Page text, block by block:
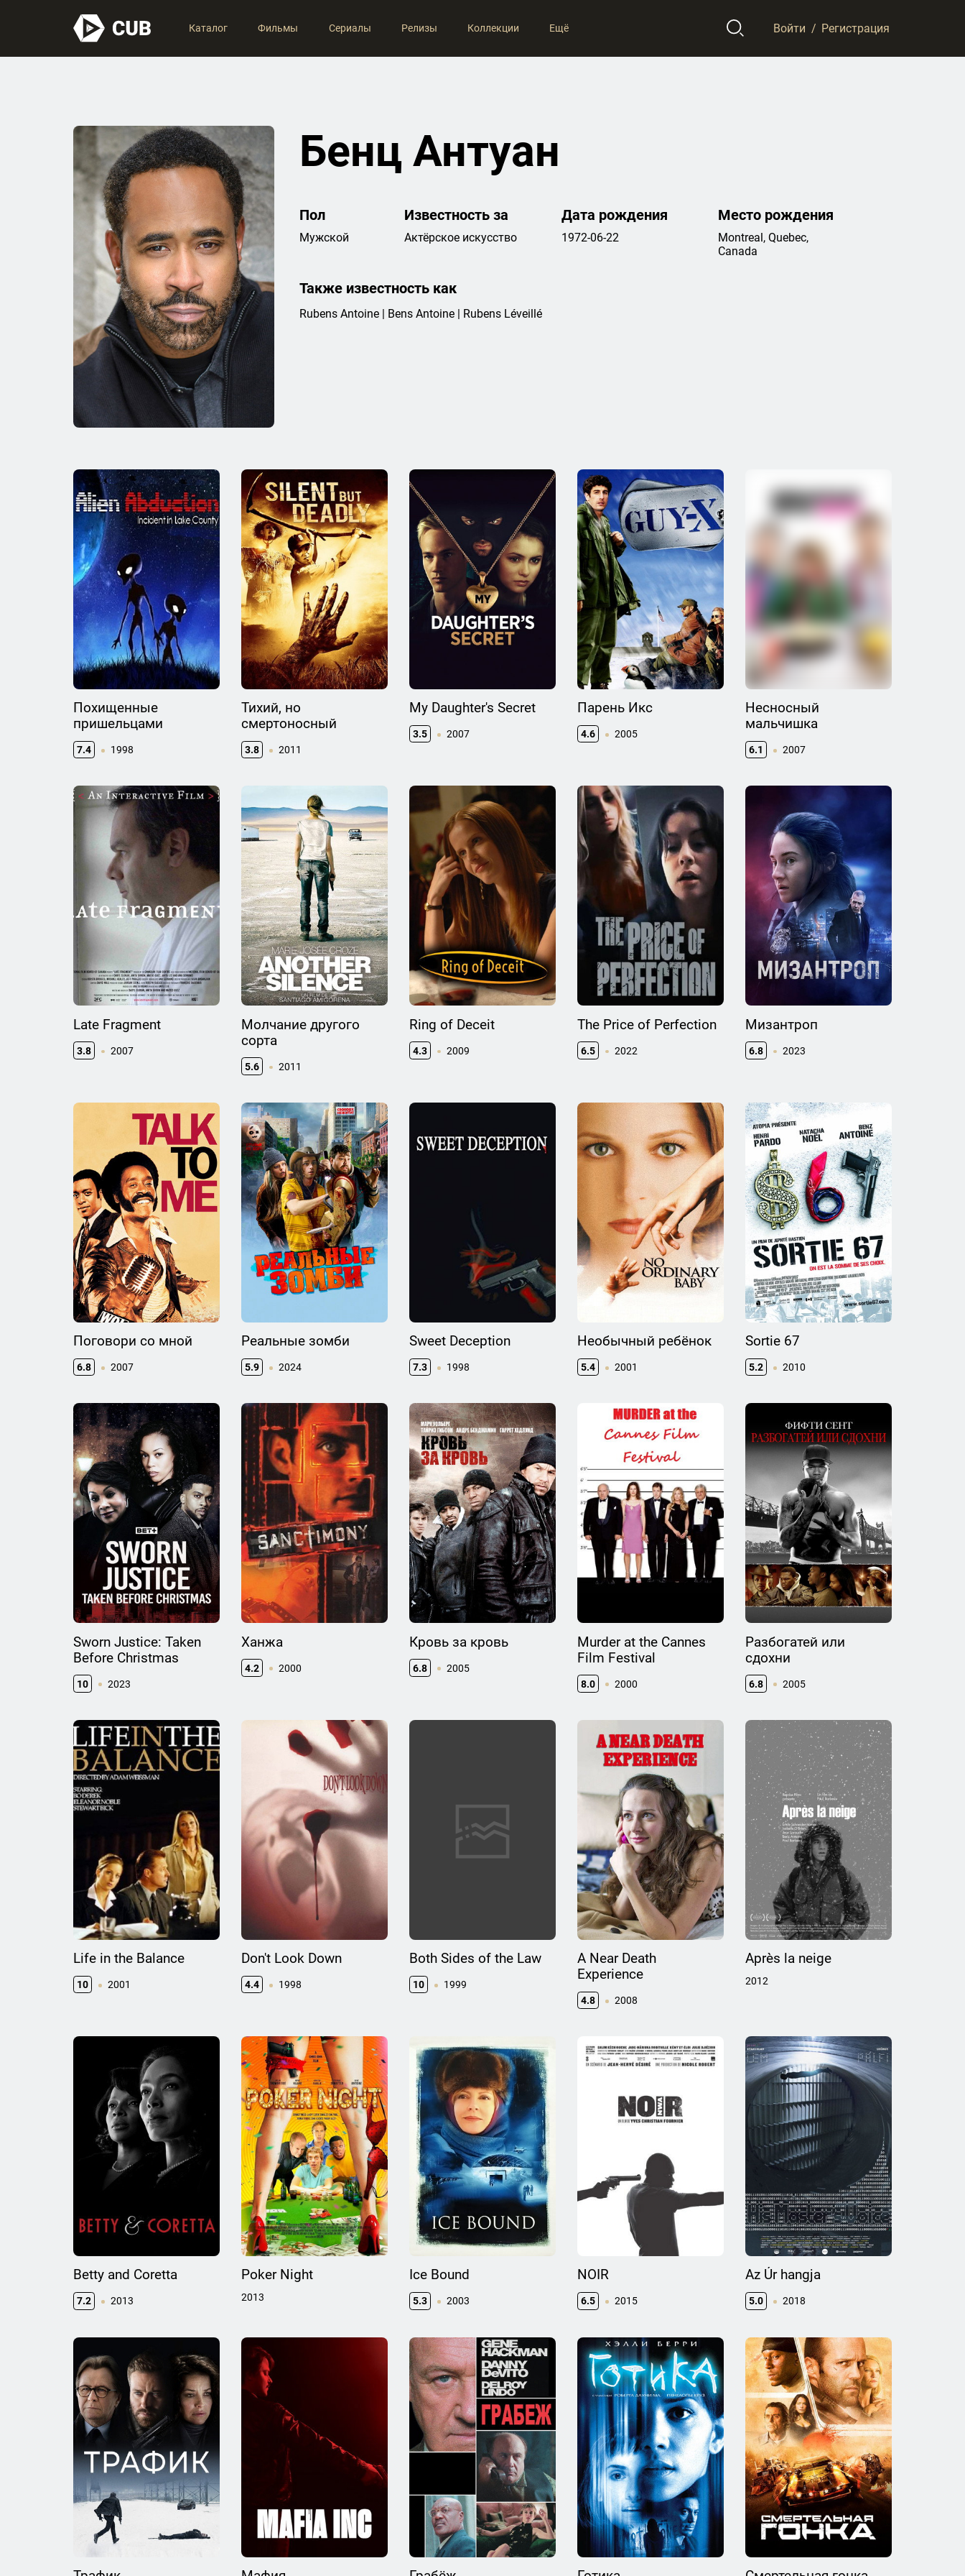
Каталог Фильмы Сериалы Релизы Коллекции Ещё Войти / Регистрация
Бенц Антуан
Пол
Мужской
Известность за
Актёрское искусство
Дата рождения
1972-06-22
Место рождения
Montreal, Quebec,
Canada
Также известность как
Rubens Antoine | Bens Antoine | Rubens Léveillé
Похищенные
пришельцами
7.4 1998
Тихий, но
смертоносный
3.8 2011
My Daughter's Secret
3.5 2007
Парень Икс
4.6 2005
Несносный
мальчишка
6.1 2007
Late Fragment
3.8 2007
Молчание другого
сорта
5.6 2011
Ring of Deceit
4.3 2009
The Price of Perfection
6.5 2022
Мизантроп
6.8 2023
Поговори со мной
6.8 2007
Реальные зомби
5.9 2024
Sweet Deception
7.3 1998
Необычный ребёнок
5.4 2001
Sortie 67
5.2 2010
Sworn Justice: Taken
Before Christmas
10 2023
Ханжа
4.2 2000
Кровь за кровь
6.8 2005
Murder at the Cannes
Film Festival
8.0 2000
Разбогатей или
сдохни
6.8 2005
Life in the Balance
10 2001
Don't Look Down
4.4 1998
Both Sides of the Law
10 1999
A Near Death
Experience
4.8 2008
Après la neige
2012
Betty and Coretta
7.2 2013
Poker Night
2013
Ice Bound
5.3 2003
NOIR
6.5 2015
Az Úr hangja
5.0 2018